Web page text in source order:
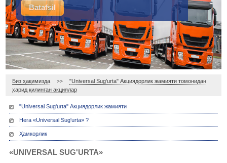
Batafsil
Биз ҳақимизда >>
"Universal Sug'urta" Акциядорлик жамияти томонидан
харид қилинган акциялар
"Universal Sug'urta" Акциядорлик жамияти
Нега «Universal Sug'urta» ?
Ҳамкорлик
«UNIVERSAL SUG'URTA»